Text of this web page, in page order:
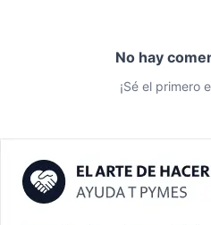
No hay
¡Sé el primero